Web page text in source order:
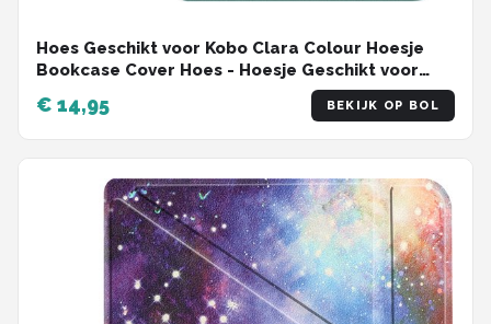
Hoes Geschikt voor Kobo Clara Colour Hoesje
Bookcase Cover Hoes - Hoesje Geschikt voor
Kobo Clara Colour Hoes Cover Case -
Donkergroen
€ 14,95 BEKIJK OP BOL